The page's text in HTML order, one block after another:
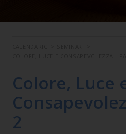
Colore, Luce
2